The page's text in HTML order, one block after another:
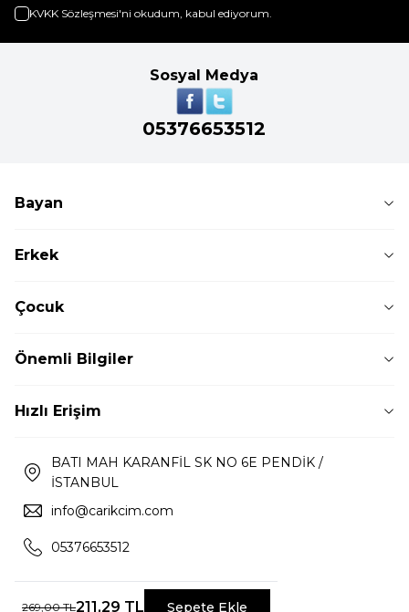
269,00TL211,29 TL Sepete Ekle
KVKK Sözleşmesi'ni okudum, kabul ediyorum.
Sosyal Medya
05376653512
Bayan
Erkek
Çocuk
Önemli Bilgiler
Hızlı Erişim
BATI MAH KARANFİL SK NO 6E PENDİK /
İSTANBUL
info@carikcim.com
05376653512